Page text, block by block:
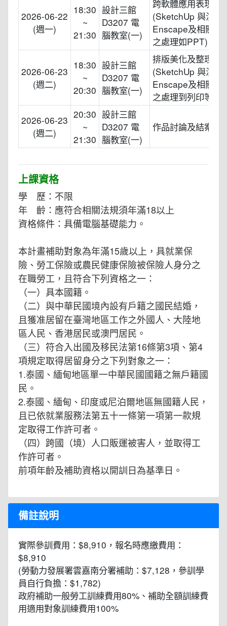
2026-06-22
(週一)
18:30
~
21:30
設計三館
D3207 電
腦教室(一)
跨軟體應用表現技
(SketchUp 與渲染
Enscape及相關排
之處理如PPT)
2026-06-23
(週二)
18:30
~
20:30
設計三館
D3207 電
腦教室(一)
排版美化及整理
(SketchUp 與渲染
Enscape及相關排
之處理到列印等)
2026-06-23
(週二)
20:30
~
21:30
設計三館
D3207 電
腦教室(一)
作品討論及結案
上課資格
學 歷：不限
年 齡：應符合相關法規須年滿18以上
資格條件：具備電腦基礎能力。
本計畫補助對象為年滿15歲以上，具就業保
險、勞工保險或農民健康保險被保險人身分之
在職勞工，且符合下列資格之一：
（一）具本國籍。
（二）與中華民國境內設有戶籍之國民結婚，
且獲准居留在臺灣地區工作之外國人、大陸地
區人民、香港居民或澳門居民。
（三）符合入出國及移民法第16條第3項、第4
項規定取得居留身分之下列對象之一：
1.泰國、緬甸地區單一中華民國國籍之無戶籍國
民。
2.泰國、緬甸、印度或尼泊爾地區無國籍人民，
且已依就業服務法第五十一條第一項第一款規
定取得工作許可者。
（四）跨國（境）人口販運被害人，並取得工
作許可者。
前項年齡及補助資格以開訓日為基準日。
備註說明
實際參訓費用：$8,910，報名時應繳費用：
$8,910
(勞動力發展署雲嘉南分署補助：$7,128，參訓學
員自行負擔：$1,782)
政府補助一般勞工訓練費用80%、補助全額訓練費
用適用對象訓練費用100%